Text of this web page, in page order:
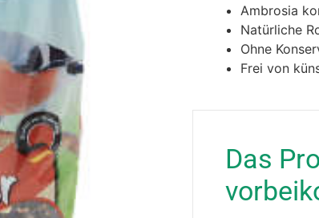
Ambrosia
Natürliche
Ohne
Frei von
Das